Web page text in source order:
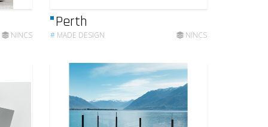
NINCS
Perth
# MADE DESIGN NINCS